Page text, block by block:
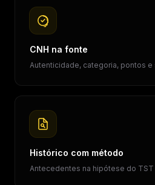
CNH na fonte
Autenticidade, categoria, pontos
Histórico com método
Antecedentes na hipótese do